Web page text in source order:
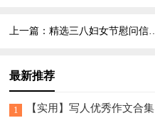
上一篇：精选三八妇女节慰问信范文集锦十篇
最新推荐
1
【实用】写人优秀作文合集